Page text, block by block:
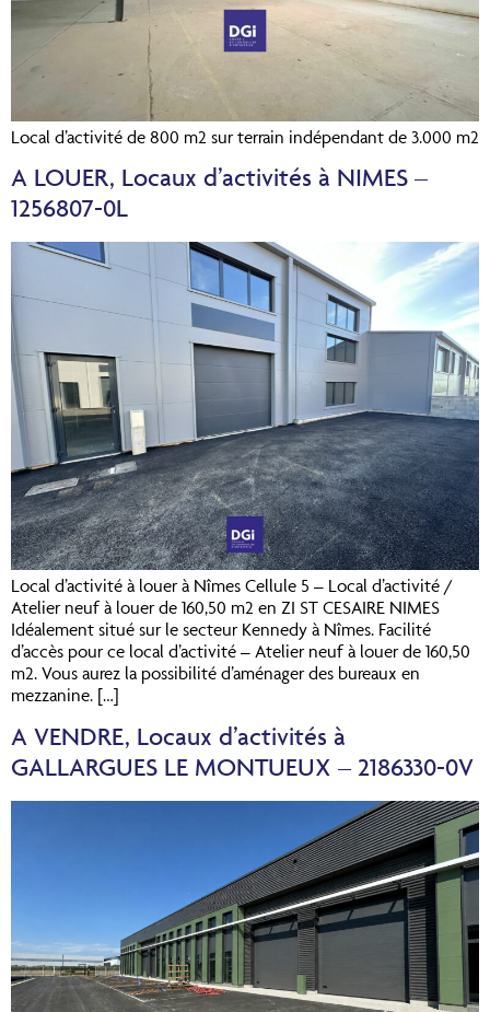
Local d’activité de 800 m2 sur terrain indépendant de 3.000 m2
A LOUER, Locaux d’activités à NIMES –
1256807-0L
Local d’activité à louer à Nîmes Cellule 5 – Local d’activité /
Atelier neuf à louer de 160,50 m2 en ZI ST CESAIRE NIMES
Idéalement situé sur le secteur Kennedy à Nîmes. Facilité
d’accès pour ce local d’activité – Atelier neuf à louer de 160,50
m2. Vous aurez la possibilité d’aménager des bureaux en
mezzanine. […]
A VENDRE, Locaux d’activités à
GALLARGUES LE MONTUEUX – 2186330-0V